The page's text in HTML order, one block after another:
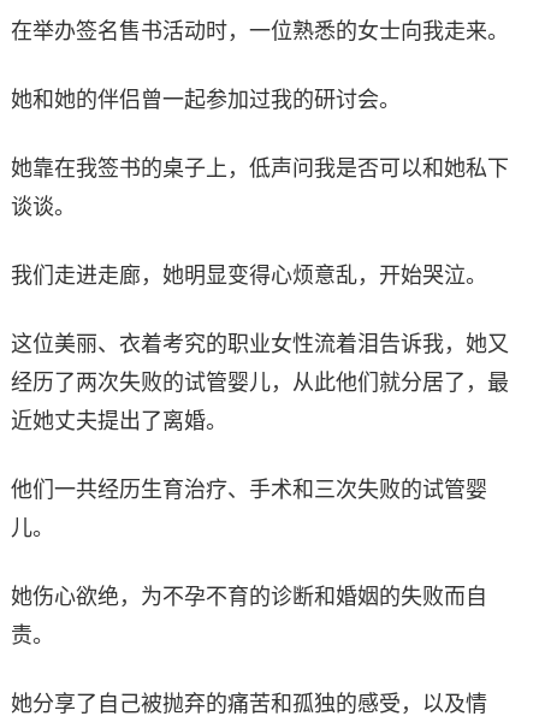
在举办签名售书活动时，一位熟悉的女士向我走来。
她和她的伴侣曾一起参加过我的研讨会。
她靠在我签书的桌子上，低声问我是否可以和她私下
谈谈。
我们走进走廊，她明显变得心烦意乱，开始哭泣。
这位美丽、衣着考究的职业女性流着泪告诉我，她又
经历了两次失败的试管婴儿，从此他们就分居了，最
近她丈夫提出了离婚。
他们一共经历生育治疗、手术和三次失败的试管婴
儿。
她伤心欲绝，为不孕不育的诊断和婚姻的失败而自
责。
她分享了自己被抛弃的痛苦和孤独的感受，以及情